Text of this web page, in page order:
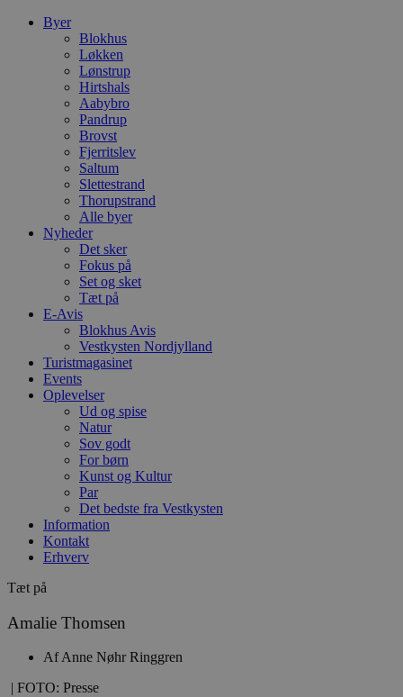
Byer
Blokhus
Løkken
Lønstrup
Hirtshals
Aabybro
Pandrup
Brovst
Fjerritslev
Saltum
Slettestrand
Thorupstrand
Alle byer
Nyheder
Det sker
Fokus på
Set og sket
Tæt på
E-Avis
Blokhus Avis
Vestkysten Nordjylland
Turistmagasinet
Events
Oplevelser
Ud og spise
Natur
Sov godt
For børn
Kunst og Kultur
Par
Det bedste fra Vestkysten
Information
Kontakt
Erhverv
Tæt på
Amalie Thomsen
AfAnne Nøhr Ringgren
| FOTO: Presse